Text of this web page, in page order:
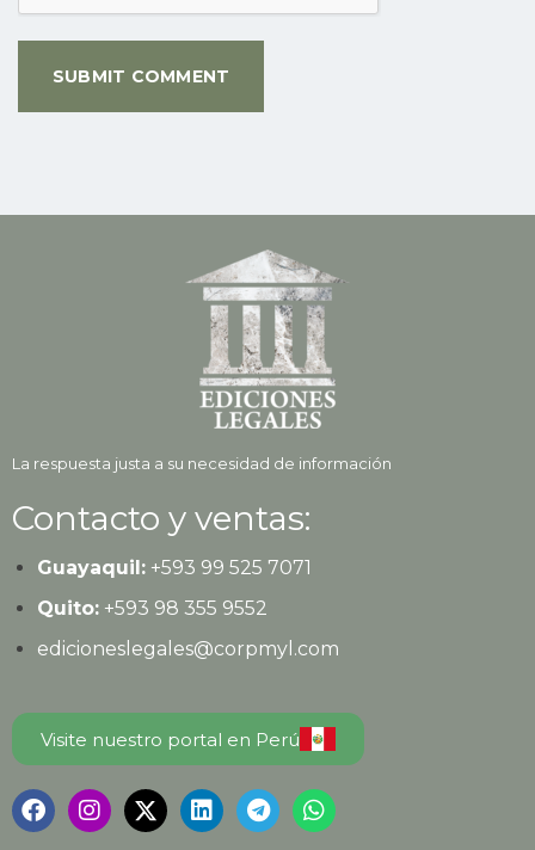
La respuesta justa a su necesidad de información
Contacto y ventas:
Guayaquil:+593 99 525 7071
Quito:+593 98 355 9552
edicioneslegales@corpmyl.com
Visite nuestro portal en Perú